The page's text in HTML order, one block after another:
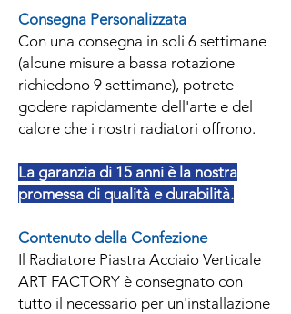
Consegna Personalizzata
Con una consegna in soli 6 settimane
(alcune misure a bassa rotazione
richiedono 9 settimane), potrete
godere rapidamente dell'arte e del
calore che i nostri radiatori offrono.
La garanzia di 15 anni è la nostra
promessa di qualità e durabilità.
Contenuto della Confezione
Il Radiatore Piastra Acciaio Verticale
ART FACTORY è consegnato con
tutto il necessario per un'installazione